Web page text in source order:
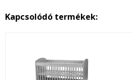
p
Kapcsolódó termékek: